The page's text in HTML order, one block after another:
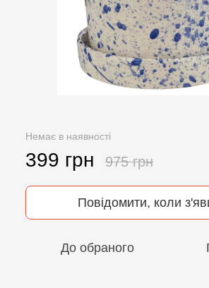
Немає в наявності
399 грн 975 грн
Повідомити, коли
До обраного